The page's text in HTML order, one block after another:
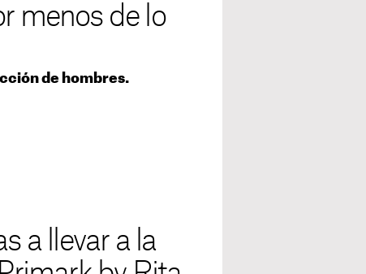
menos de lo
de hombres.
a llevar a la